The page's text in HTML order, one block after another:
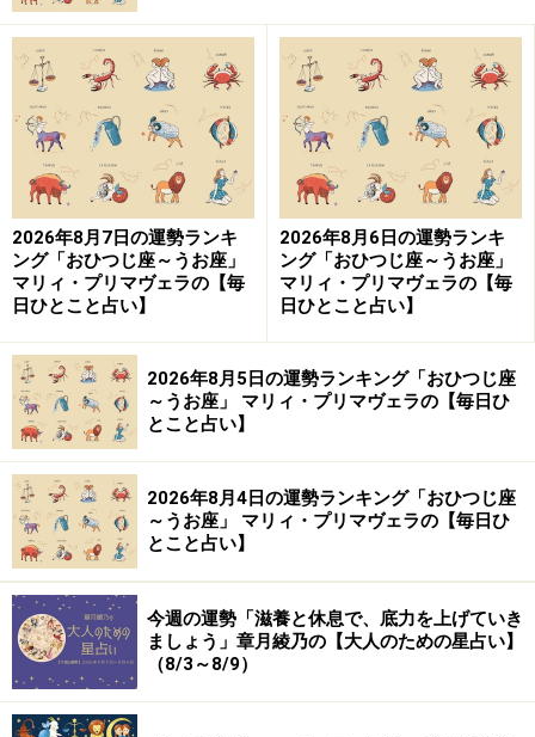
デもありそうですが、続けていくうちに面白さややりが
いに気付くはず。自己ベスト更新へのチャレンジも有望
です。過去の記録を書き換え、自分に誇れる自分になっ
て！
海外進出や留学、大学での学び直しのチャンスも巡って
きます。なりたいものになると決めると、好ましい世界
へと変わっていくはず。
社交はオープンマインドで。メンターとなる人物とも出
会えそう。
＞【恋愛＆対人運】ランキングの結果を見る
＞【仕事＆金運】ランキングの結果を見る
＞【才能＆創造性】ランキングの結果を見る
3位：てんびん座（9月23日～10月23日生ま
れ）
よい仲間、友人に恵まれて、思いもよらない方向に人生
が動き出します。「一緒にやらない？」「行かない？」
という誘いにはどんどん乗っていきましょう。共同で始
めたこと、一緒に見つけたもの、出会った人が次のチャ
2026年8月7日の運勢ランキ
ング「おひつじ座～うお座」
マリィ・プリマヴェラの【毎
日ひとこと占い】
2026年8月6日の運勢ランキ
ング「おひつじ座～うお座」
マリィ・プリマヴェラの【毎
日ひとこと占い】
2026年8月5日の運勢ランキング「おひつじ座
～うお座」 マリィ・プリマヴェラの【毎日ひ
とこと占い】
2026年8月4日の運勢ランキング「おひつじ座
～うお座」 マリィ・プリマヴェラの【毎日ひ
とこと占い】
今週の運勢「滋養と休息で、底力を上げていき
ましょう」章月綾乃の【大人のための星占い】
（8/3～8/9）